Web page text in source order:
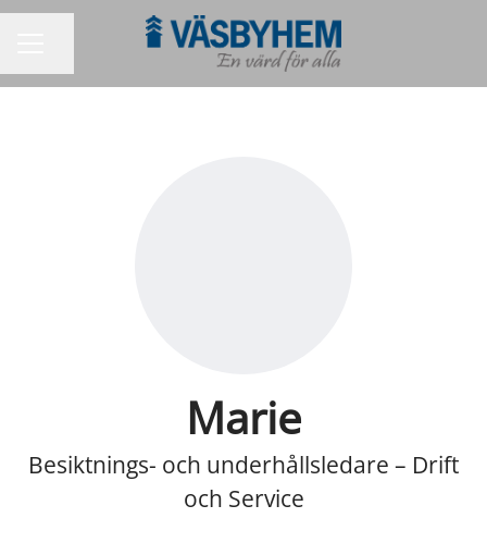
Marie
Besiktnings- och underhållsledare – Drift
och Service